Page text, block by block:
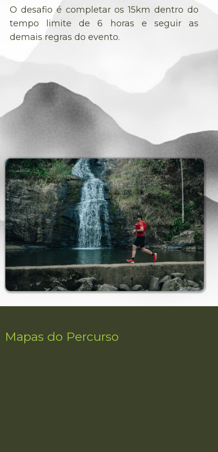
O desafio é completar os 15km dentro do
tempo limite de 6 horas e seguir as
demais regras do evento.
Mapas do Percurso